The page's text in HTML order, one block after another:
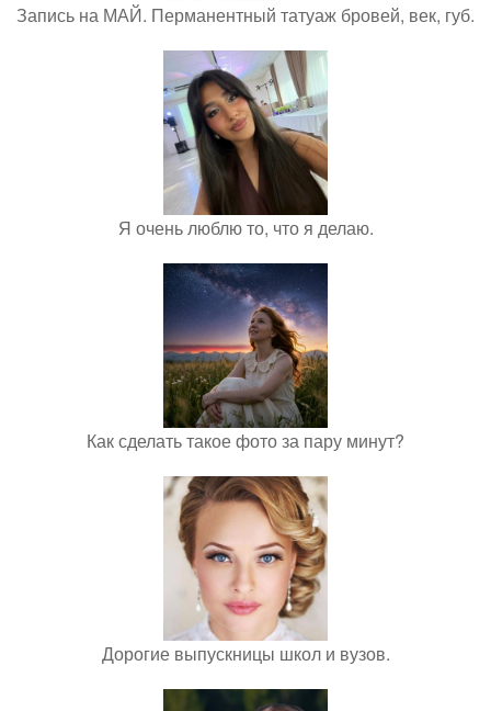
Запись на МАЙ. Перманентный татуаж бровей, век, губ.
Я очень люблю то, что я делаю.
Как сделать такое фото за пару минут?
Дорогие выпускницы школ и вузов.